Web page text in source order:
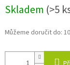
cena:
Skladem (>5
Můžeme doručit do: